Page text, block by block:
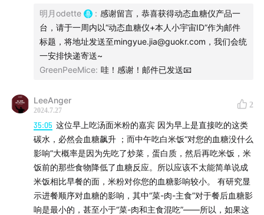
明月odette : 感谢留言，恭喜获得动态血糖仪产品一
台，请于一周内以“动态血糖仪+本人小宇宙ID”作为邮件
标题，将地址发送至mingyue.jia@guokr.com，我们会统
一安排快递寄送~
GreenPeeMice: 哇！感谢！邮件已发送📧
LeeAnger
2024.7.27
2
35:05 这位早上吃汤面米粉的嘉宾 因为早上是直接吃的这类
碳水，必然会血糖飙升 ；而中午吃白米饭“对您的血糖没什么
影响”大概率是因为先吃了炒菜，蛋白质，然后再吃米饭，米
饭前的那些食物降低了血糖反应。所以应该不太能简单说成
米饭相比早餐的面，米粉对你您的血糖影响较小。 有研究显
示进餐顺序对血糖的影响，其中“菜-肉-主食”对于餐后血糖影
响是最小的，甚至小于“菜-肉和主食混吃”——所以，如果这